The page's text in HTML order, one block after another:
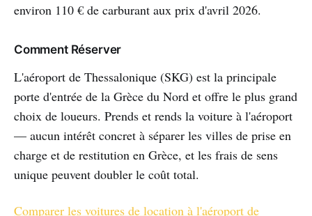
environ 110 € de carburant aux prix d'avril 2026.
Comment Réserver
L'aéroport de Thessalonique (SKG) est la principale
porte d'entrée de la Grèce du Nord et offre le plus grand
choix de loueurs. Prends et rends la voiture à l'aéroport
— aucun intérêt concret à séparer les villes de prise en
charge et de restitution en Grèce, et les frais de sens
unique peuvent doubler le coût total.
Comparer les voitures de location à l'aéroport de